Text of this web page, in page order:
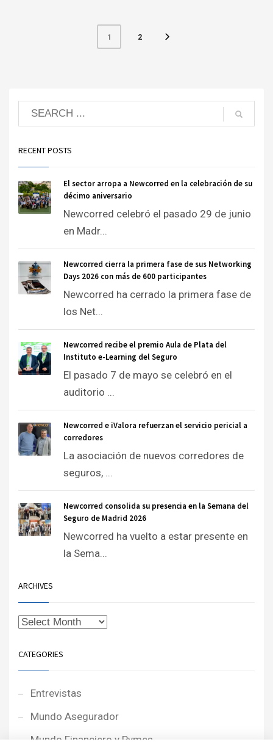
1 2
RECENT POSTS
El sector arropa a Newcorred en la celebración de su
décimo aniversario
Newcorred celebró el pasado 29 de junio
en Madr...
Newcorred cierra la primera fase de sus Networking
Days 2026 con más de 600 participantes
Newcorred ha cerrado la primera fase de
los Net...
Newcorred recibe el premio Aula de Plata del
Instituto e-Learning del Seguro
El pasado 7 de mayo se celebró en el
auditorio ...
Newcorred e iValora refuerzan el servicio pericial a
corredores
La asociación de nuevos corredores de
seguros, ...
Newcorred consolida su presencia en la Semana del
Seguro de Madrid 2026
Newcorred ha vuelto a estar presente en
la Sema...
ARCHIVES
CATEGORIES
Entrevistas
Mundo Asegurador